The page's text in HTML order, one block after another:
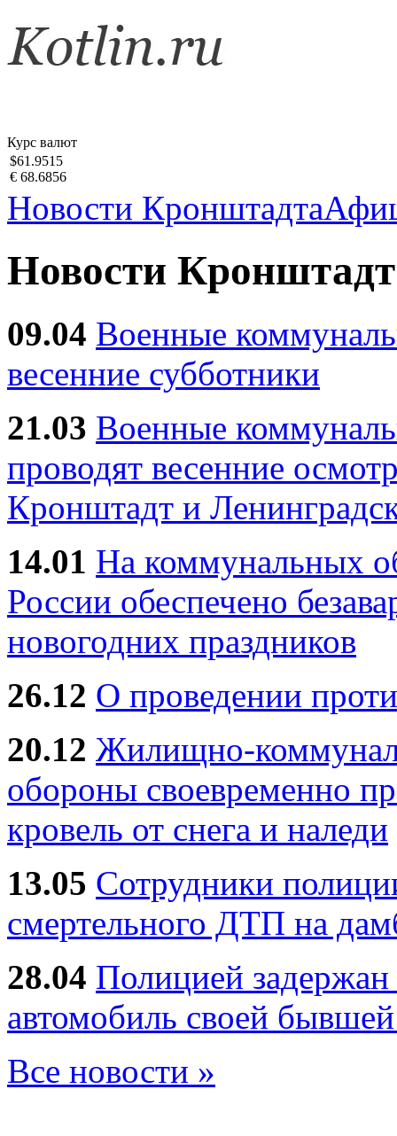
Курс валют
$61.9515
€ 68.6856
Новости Кронштадта
Новости
09.04 Военные
весенние субботники
21.03 Военные
проводят весенние
Кронштадт и
14.01 На коммунальных
России обеспечено
новогодних праздников
26.12 О проведении
20.12 Жилищно-
обороны своевременно
кровель от снега и наледи
13.05 Сотрудники
смертельного ДТП на
28.04 Полицией
автомобиль своей
Все новости »